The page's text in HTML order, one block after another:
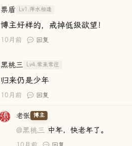
票盾 Lv1.萍水相逢
博主好样的，戒掉低级欲望！
10月前 回复
黑桃三 Lv4.常来常往
归来仍是少年
10月前 回复
老张 博主
@黑桃三 中年，快老年了。